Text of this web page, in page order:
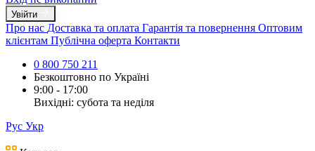
Увійти
Про нас Доставка та оплата Гарантія та повернення Оптовим
клієнтам Публічна оферта Контакти
0 800 750 211
Безкоштовно по Україні
9:00 - 17:00
Вихідні: субота та неділя
Рус Укр